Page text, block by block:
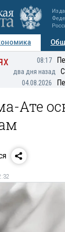
Мнения
08:17
два дня назад
04.08.2026
Ате